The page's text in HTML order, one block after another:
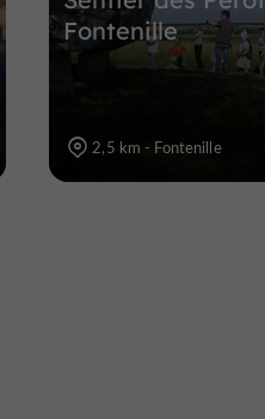
Fontenille
2,5 km - Fontenille